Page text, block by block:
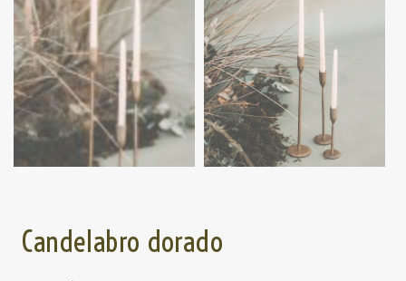
Candelabro dorado